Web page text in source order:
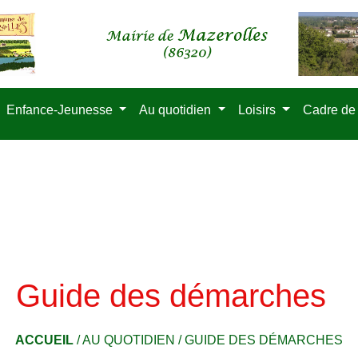
Enfance-Jeunesse Au quotidien Loisirs Cadre
Guide des démarches
ACCUEIL /AU QUOTIDIEN /GUIDE DES DÉMARCHES